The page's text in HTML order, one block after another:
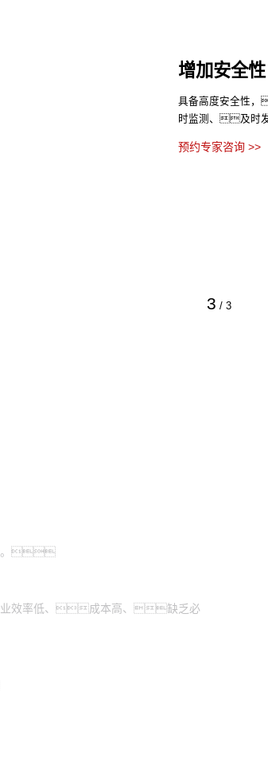
3 / 3
增加安全性
具备高度安全性
时监测、及时
预约专家咨询 >>
。
效率低、成本高、缺乏必